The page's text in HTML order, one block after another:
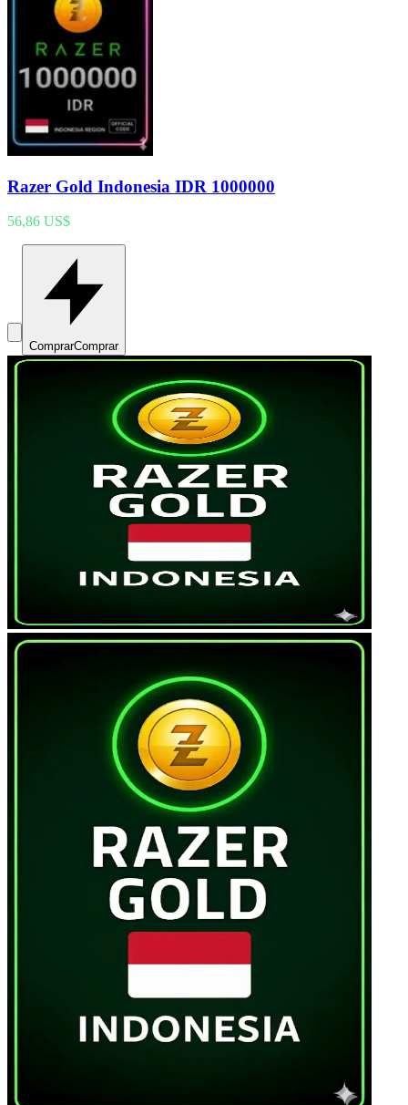
Razer Gold Indonesia IDR 1000000
56,86 US$
ComprarComprar